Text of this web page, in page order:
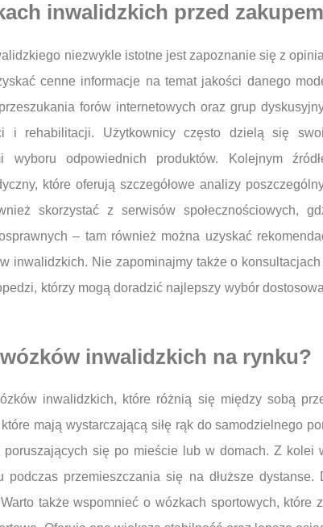
inwalidzkich przed
niezwykle istotne jest zapoznanie się z
cenne informacje na temat jakości danego
forów internetowych oraz grup
i rehabilitacji. Użytkownicy często dzielą się
wyboru odpowiednich produktów. Kolejnym
które oferują szczegółowe analizy
skorzystać z serwisów społecznościowych,
– tam również można uzyskać
inwalidzkich. Nie zapominajmy także o konsultacjach
którzy mogą doradzić najlepszy wybór
inwalidzkich na rynku?
inwalidzkich, które różnią się między sobą
mają wystarczającą siłę rąk do samodzielnego
się po mieście lub w domach. Z kolei
przemieszczania się na dłuższe
także wspomnieć o wózkach sportowych, które